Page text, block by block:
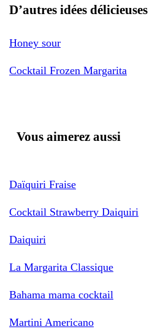
D’autres idées délicieuses
Honey sour
Cocktail Frozen Margarita
Vous aimerez aussi
Daïquiri Fraise
Cocktail Strawberry Daiquiri
Daiquiri
La Margarita Classique
Bahama mama cocktail
Martini Americano